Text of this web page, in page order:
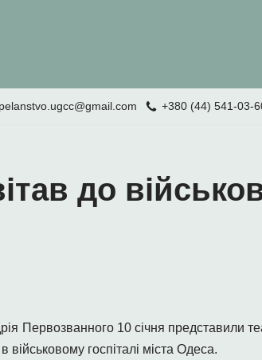
+380 (44) 541-03-
до
Первозванного 10 січня представили
військовому госпіталі міста Одеса.